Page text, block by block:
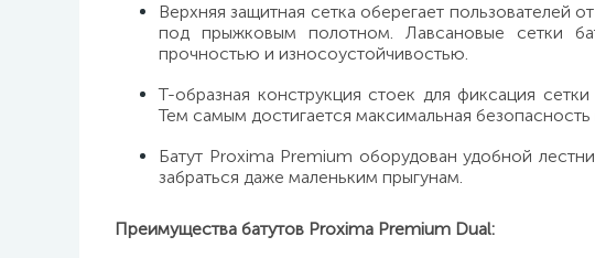
Верхняя защитная сетка оберегает пользователей
под прыжковым полотном. Лавсановые сетки
прочностью и износоустойчивостью.
Т-образная конструкция стоек для фиксация
Тем самым достигается максимальная безопасность
Батут Proxima Premium оборудован удобной
забраться даже маленьким прыгунам.
Преимущества батутов Proxima Premium Dual: